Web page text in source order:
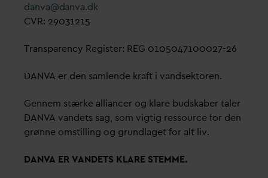
danva@danva.dk
CVR: 29031215
Transparency Register: REG 0105047100027-26
DANVA er den samlende kraft i vandsektoren.
Gennem stærke alliancer og klare budskaber taler
DANVA vandets sag, som vigtig ressource for den
grønne omstilling og grundlaget for alt liv.
DANVA ERVANDETS KLARE STEMME.